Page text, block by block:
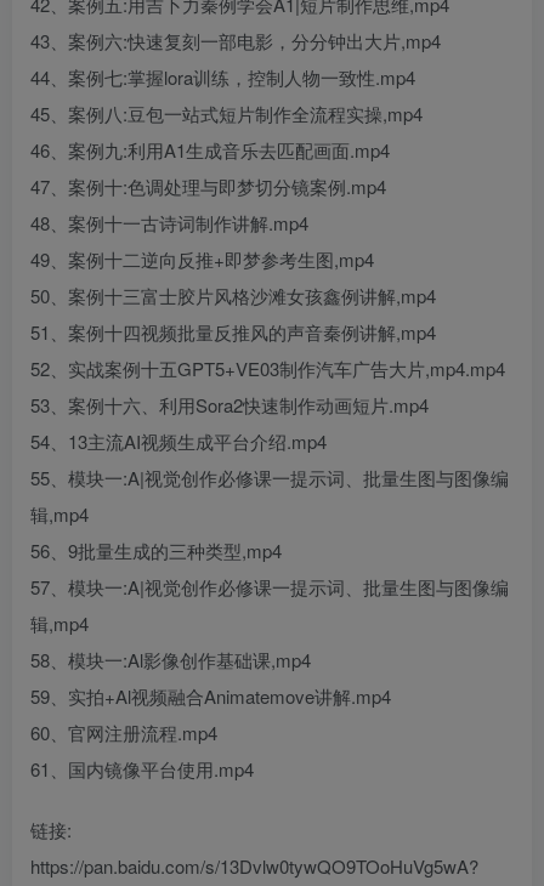
43、案例六:快速复刻一部电影，分分钟出大片,mp4
44、案例七:掌握lora训练，控制人物一致性.mp4
45、案例八:豆包一站式短片制作全流程实操,mp4
46、案例九:利用A1生成音乐去匹配画面.mp4
47、案例十:色调处理与即梦切分镜案例.mp4
48、案例十一古诗词制作讲解.mp4
49、案例十二逆向反推+即梦参考生图,mp4
50、案例十三富士胶片风格沙滩女孩鑫例讲解,mp4
51、案例十四视频批量反推风的声音秦例讲解,mp4
52、实战案例十五GPT5+VE03制作汽车广告大片,mp4.mp4
53、案例十六、利用Sora2快速制作动画短片.mp4
54、13主流AI视频生成平台介绍.mp4
55、模块一:A|视觉创作必修课一提示词、批量生图与图像编
辑,mp4
56、9批量生成的三种类型,mp4
57、模块一:A|视觉创作必修课一提示词、批量生图与图像编
辑,mp4
58、模块一:Al影像创作基础课,mp4
59、实拍+Al视频融合Animatemove讲解.mp4
60、官网注册流程.mp4
61、国内镜像平台使用.mp4
链接:
https://pan.baidu.com/s/13Dvlw0tywQO9TOoHuVg5wA?